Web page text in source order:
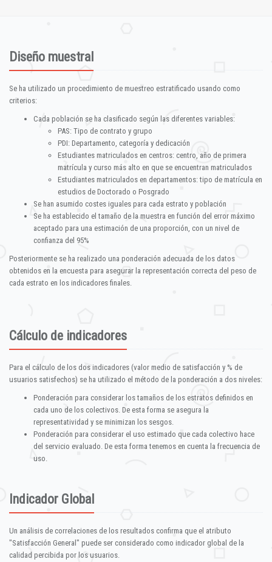
Diseño muestral
Se ha utilizado un procedimiento de muestreo estratificado usando como
criterios:
Cada población se ha clasificado según las diferentes variables:
PAS: Tipo de contrato y grupo
PDI: Departamento, categoría y dedicación
Estudiantes matriculados en centros: centro, año de primera
matrícula y curso más alto en que se encuentran matriculados
Estudiantes matriculados en departamentos: tipo de matrícula en
estudios de Doctorado o Posgrado
Se han asumido costes iguales para cada estrato y población
Se ha establecido el tamaño de la muestra en función del error máximo
aceptado para una estimación de una proporción, con un nivel de
confianza del 95%
Posteriormente se ha realizado una ponderación adecuada de los datos
obtenidos en la encuesta para asegurar la representación correcta del peso de
cada estrato en los indicadores finales.
Cálculo de indicadores
Para el cálculo de los dos indicadores (valor medio de satisfacción y % de
usuarios satisfechos) se ha utilizado el método de la ponderación a dos niveles:
Ponderación para considerar los tamaños de los estratos definidos en
cada uno de los colectivos. De esta forma se asegura la
representatividad y se minimizan los sesgos.
Ponderación para considerar el uso estimado que cada colectivo hace
del servicio evaluado. De esta forma tenemos en cuenta la frecuencia de
uso.
Indicador Global
Un análisis de correlaciones de los resultados confirma que el atributo
"Satisfacción General" puede ser considerado como indicador global de la
calidad percibida por los usuarios.